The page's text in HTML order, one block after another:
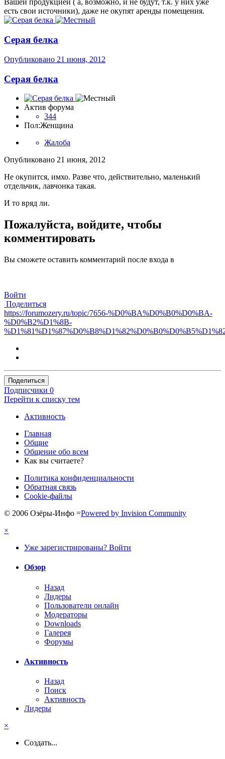
Вашей продукцией ( а, возможно, и не будут, т.к. у них уже
есть свои источники), даже не окупят аренды помещения.
Серая белка
Опубликовано 21 июня, 2012
Серая белка
Актив форума
344
Пол:Женщина
Жалоба
Опубликовано 21 июня, 2012
Не окупится, имхо. Разве что, действительно, маленький
отдельчик, лавчонка такая.
И то вряд ли.
Пожалуйста, войдите, чтобы
комментировать
Вы сможете оставить комментарий после входа в
Войти
Поделиться
https://forumozery.ru/topic/7656-%D0%BA%D0%B0%D0%BA-
%D0%B2%D1%8B-
Поделиться
Подписчики 0
Перейти к списку тем
Активность
Главная
Общие
Общение обо всем
Как вы считаете?
Политика конфиденциальности
Обратная связь
Cookie-файлы
© 2006 Озёры-Инфо =Powered by Invision Community
×
Уже зарегистрированы? Войти
Обзор
Назад
Лидеры
Пользователи онлайн
Модераторы
Downloads
Галерея
Форумы
Активность
Назад
Поиск
Активность
Лидеры
×
Создать...